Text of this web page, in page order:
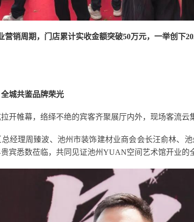
营销周期，门店累计实收金额突破50万元，一举创下
城共鉴品牌荣光
开帷幕，络绎不绝的宾客齐聚展厅内外，现场客流云
经理周臻波、池州市装饰建材业商会会长汪俞林、
宾悉数莅临，共同见证池州YUAN空间艺术馆开业的